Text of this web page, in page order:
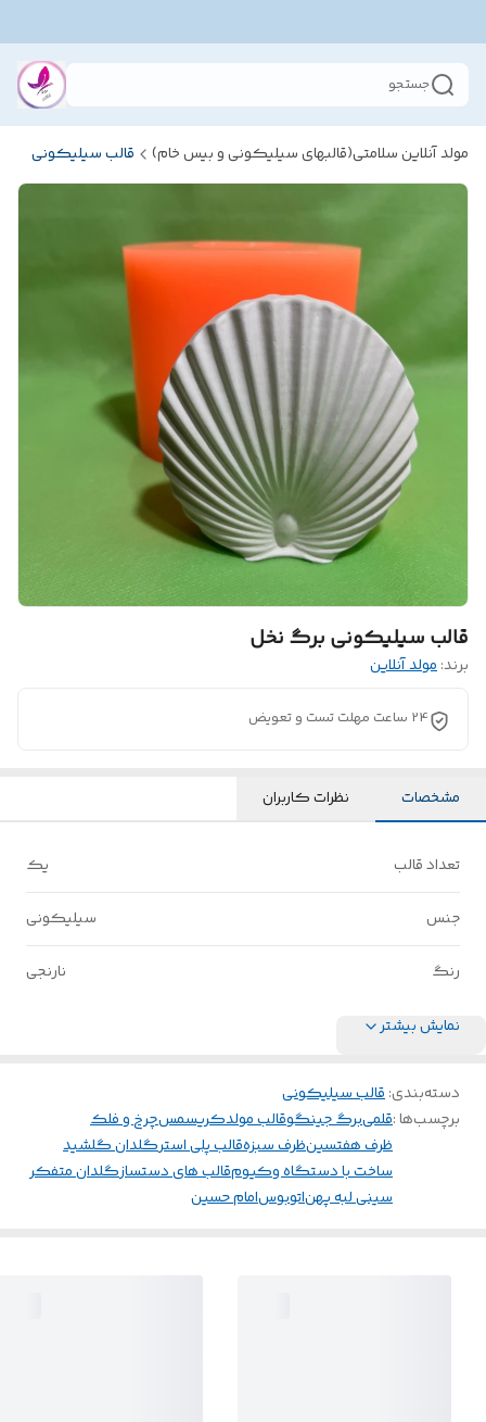
جستجو
مولد آنلاین سلامتی(قالبهای سیلیکونی و بیس خام) قالب سیلیکونی
قالب سیلیکونی برگ نخل
برند:مولد آنلاین
24 ساعت مهلت تست و تعویض
مشخصات نظرات کاربران
تعداد قالب یک
جنس سیلیکونی
رنگ نارنجی
نمایش بیشتر
دسته‌بندی:قالب سیلیکونی
برچسب‌ها :قلمیبرگ جینگوقالب مولدکریسمسچرخ و فلک
ظرف هفتسینظرف سبزهقالب پلی استرگلدان گلشید
ساخت با دستگاه وکیومقالب های دستسازگلدان متفکر
سینی لبه پهناتوبوسامام حسین